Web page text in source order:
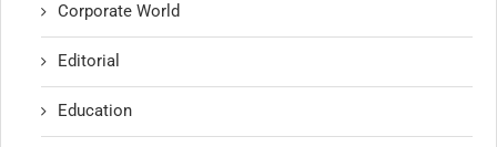
Corporate World
Editorial
Education